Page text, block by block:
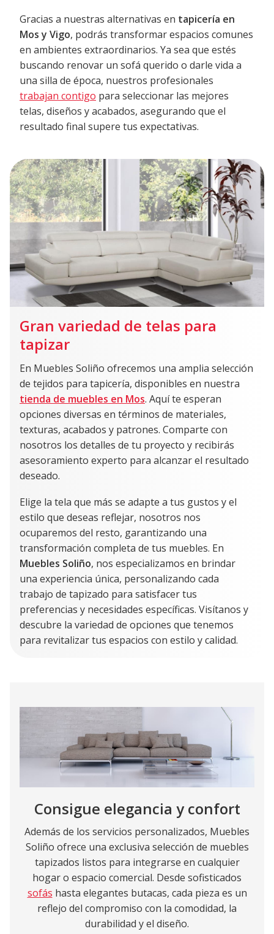
Gracias a nuestras alternativas en tapicería en
Mos y Vigo, podrás transformar espacios comunes
en ambientes extraordinarios. Ya sea que estés
buscando renovar un sofá querido o darle vida a
una silla de época, nuestros profesionales
trabajan contigo para seleccionar las mejores
telas, diseños y acabados, asegurando que el
resultado final supere tus expectativas.
Gran variedad de telas para
tapizar
En Muebles Soliño ofrecemos una amplia selección
de tejidos para tapicería, disponibles en nuestra
tienda de muebles en Mos. Aquí te esperan
opciones diversas en términos de materiales,
texturas, acabados y patrones. Comparte con
nosotros los detalles de tu proyecto y recibirás
asesoramiento experto para alcanzar el resultado
deseado.
Elige la tela que más se adapte a tus gustos y el
estilo que deseas reflejar, nosotros nos
ocuparemos del resto, garantizando una
transformación completa de tus muebles. En
Muebles Soliño, nos especializamos en brindar
una experiencia única, personalizando cada
trabajo de tapizado para satisfacer tus
preferencias y necesidades específicas. Visítanos y
descubre la variedad de opciones que tenemos
para revitalizar tus espacios con estilo y calidad.
Consigue elegancia y confort
Además de los servicios personalizados, Muebles
Soliño ofrece una exclusiva selección de muebles
tapizados listos para integrarse en cualquier
hogar o espacio comercial. Desde sofisticados
sofás hasta elegantes butacas, cada pieza es un
reflejo del compromiso con la comodidad, la
durabilidad y el diseño.